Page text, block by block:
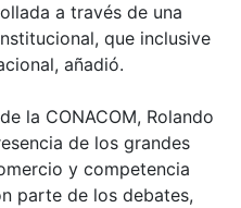
a través de una
que inclusive
añadió.
la CONACOM, Rolando
de los grandes
y competencia
parte de los debates,